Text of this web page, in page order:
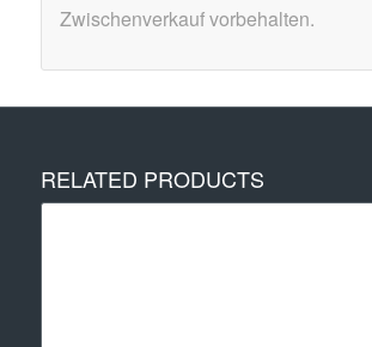
Zwischenverkauf vorbehalten.
RELATED PRODUCTS